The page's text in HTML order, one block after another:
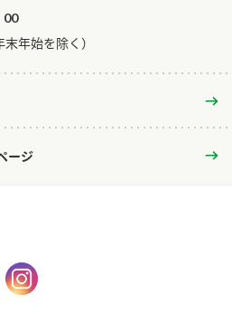
00
年始を除く）
ージ